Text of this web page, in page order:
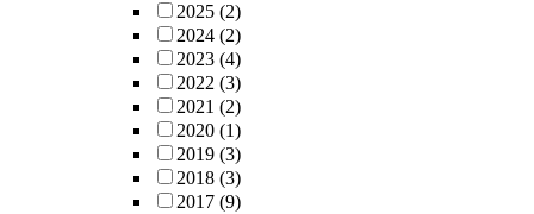
2025 (2)
2024 (2)
2023 (4)
2022 (3)
2021 (2)
2020 (1)
2019 (3)
2018 (3)
2017 (9)